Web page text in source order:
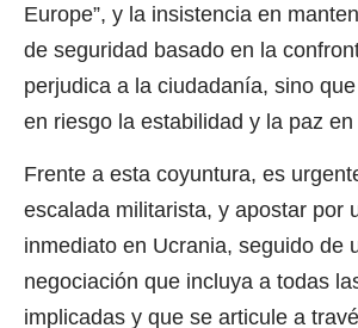
Europe”, y la insistencia en
de seguridad basado en la
perjudica a la ciudadanía, sino
en riesgo la estabilidad y la paz
Frente a esta coyuntura, es
escalada militarista, y apostar por
inmediato en Ucrania, seguido de
negociación que incluya a todas
implicadas y que se articule a